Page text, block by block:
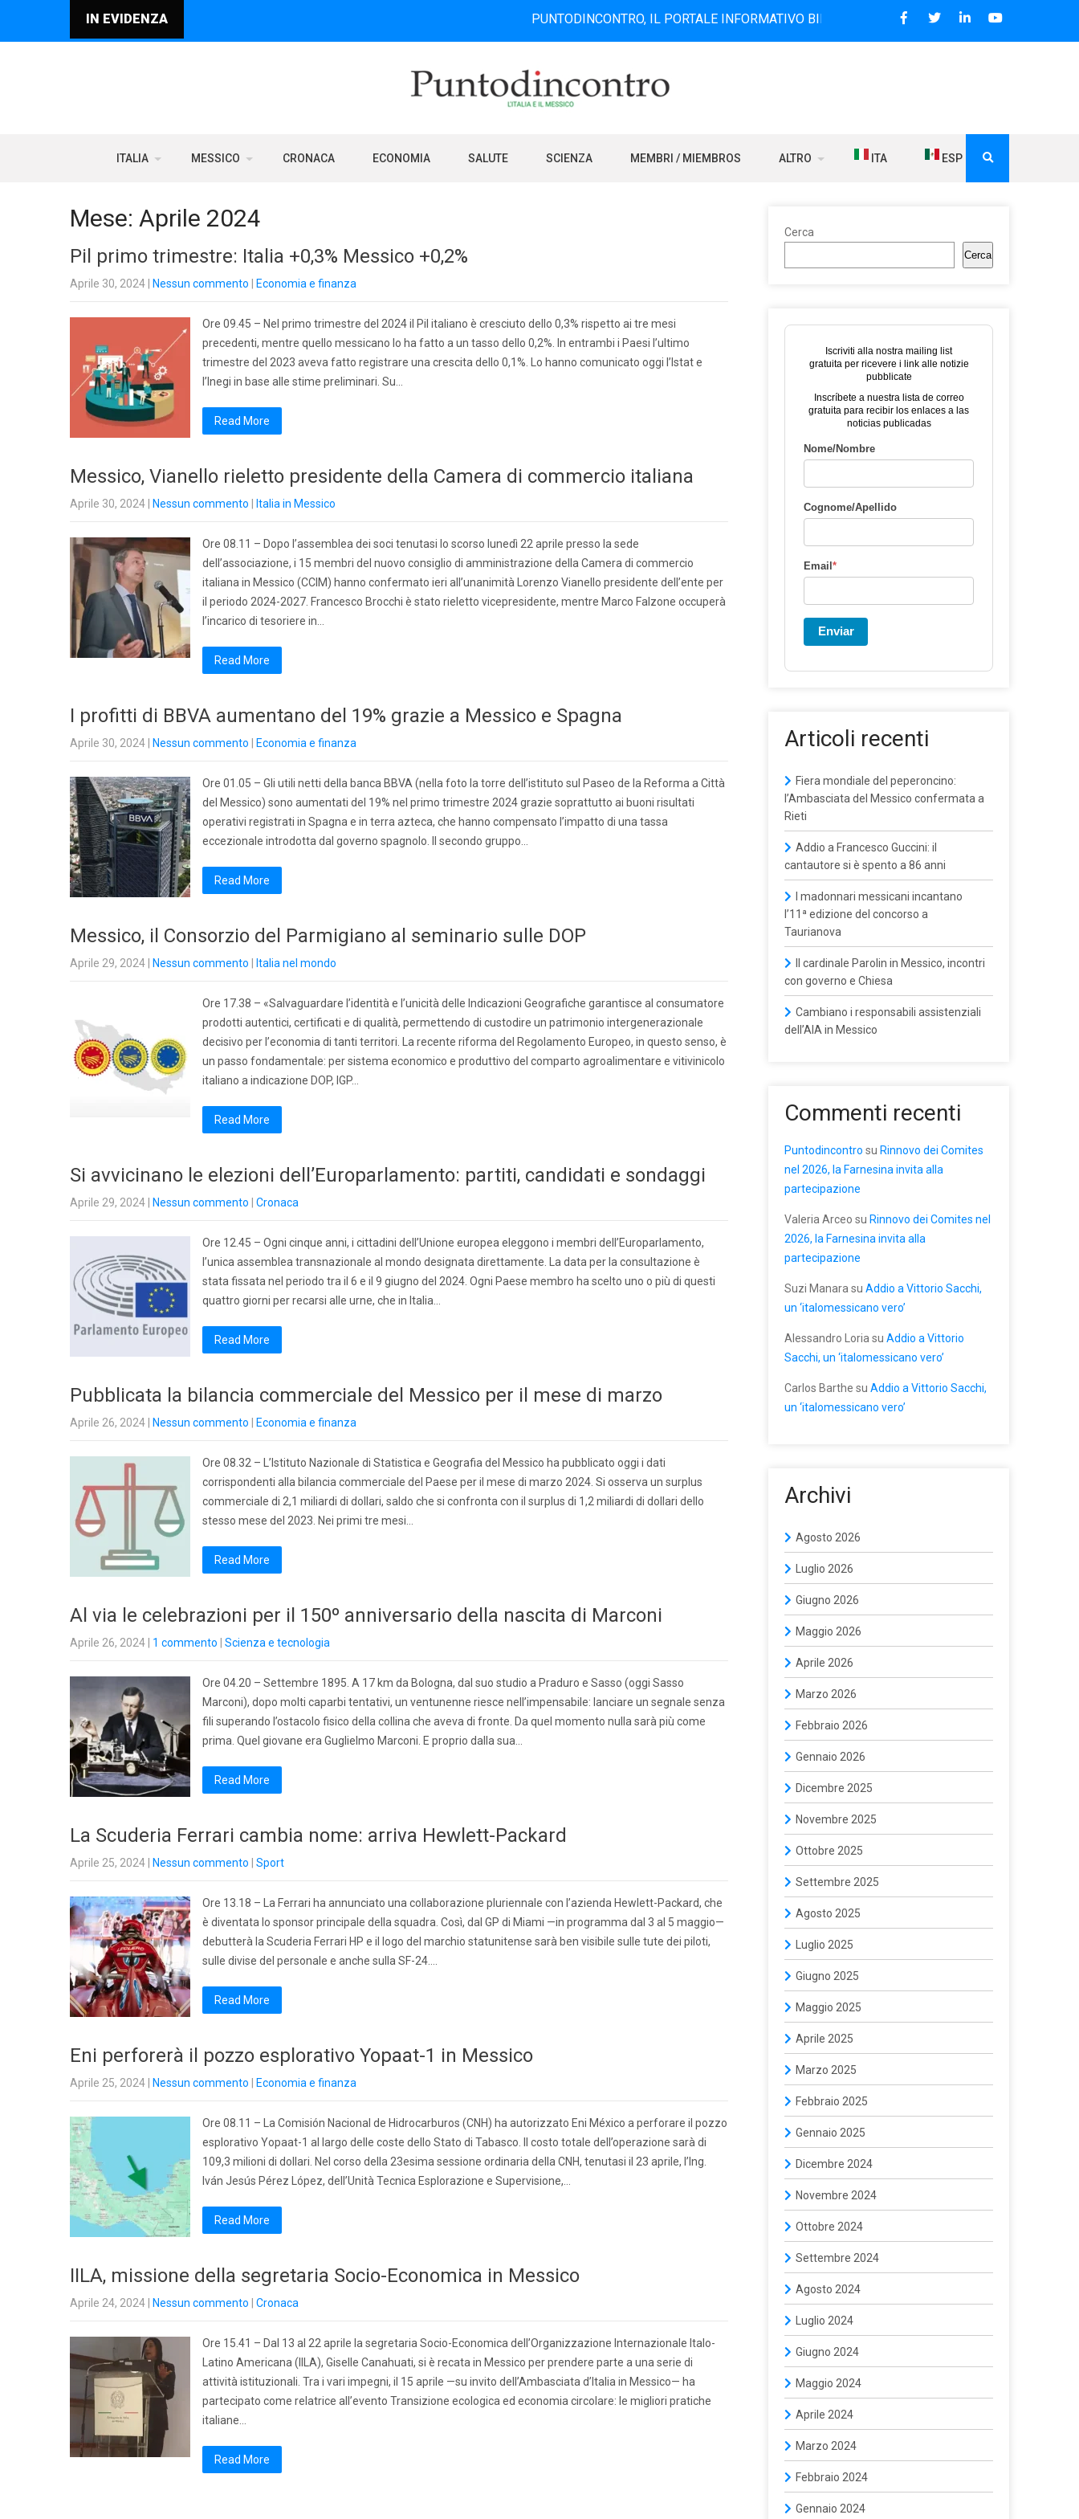
IN EVIDENZA PUNTODINCONTRO, IL PORTALE INFORMATIVO BILINGUE CHE DAL 2006 DIFFONDE NOTIZIE SUI
ITALIA MESSICO CRONACA ECONOMIA SALUTE SCIENZA MEMBRI / MIEMBROS ALTRO ITA ESP
Mese: Aprile 2024
Pil primo trimestre: Italia +0,3% Messico +0,2%
Aprile 30, 2024 Nessun commento Economia e finanza
Ore 09.45 – Nel primo trimestre del 2024 il Pil italiano è cresciuto dello 0,3% rispetto ai tre mesi
precedenti, mentre quello messicano lo ha fatto a un tasso dello 0,2%. In entrambi i Paesi l’ultimo
trimestre del 2023 aveva fatto registrare una crescita dello 0,1%. Lo hanno comunicato oggi l’Istat e
l’Inegi in base alle stime preliminari. Su…
Read More
Messico, Vianello rieletto presidente della Camera di commercio italiana
Aprile 30, 2024 Nessun commento Italia in Messico
Ore 08.11 – Dopo l’assemblea dei soci tenutasi lo scorso lunedì 22 aprile presso la sede
dell’associazione, i 15 membri del nuovo consiglio di amministrazione della Camera di commercio
italiana in Messico (CCIM) hanno confermato ieri all’unanimità Lorenzo Vianello presidente dell’ente per
il periodo 2024-2027. Francesco Brocchi è stato rieletto vicepresidente, mentre Marco Falzone occuperà
l’incarico di tesoriere in…
Read More
I profitti di BBVA aumentano del 19% grazie a Messico e Spagna
Aprile 30, 2024 Nessun commento Economia e finanza
Ore 01.05 – Gli utili netti della banca BBVA (nella foto la torre dell’istituto sul Paseo de la Reforma a Città
del Messico) sono aumentati del 19% nel primo trimestre 2024 grazie soprattutto ai buoni risultati
operativi registrati in Spagna e in terra azteca, che hanno compensato l’impatto di una tassa
eccezionale introdotta dal governo spagnolo. Il secondo gruppo…
Read More
Messico, il Consorzio del Parmigiano al seminario sulle DOP
Aprile 29, 2024 Nessun commento Italia nel mondo
Ore 17.38 – «Salvaguardare l’identità e l’unicità delle Indicazioni Geografiche garantisce al consumatore
prodotti autentici, certificati e di qualità, permettendo di custodire un patrimonio intergenerazionale
decisivo per l’economia di tanti territori. La recente riforma del Regolamento Europeo, in questo senso, è
un passo fondamentale: per sistema economico e produttivo del comparto agroalimentare e vitivinicolo
italiano a indicazione DOP, IGP…
Read More
Si avvicinano le elezioni dell’Europarlamento: partiti, candidati e sondaggi
Aprile 29, 2024 Nessun commento Cronaca
Ore 12.45 – Ogni cinque anni, i cittadini dell’Unione europea eleggono i membri dell’Europarlamento,
l’unica assemblea transnazionale al mondo designata direttamente. La data per la consultazione è
stata fissata nel periodo tra il 6 e il 9 giugno del 2024. Ogni Paese membro ha scelto uno o più di questi
quattro giorni per recarsi alle urne, che in Italia…
Read More
Pubblicata la bilancia commerciale del Messico per il mese di marzo
Aprile 26, 2024 Nessun commento Economia e finanza
Ore 08.32 – L’Istituto Nazionale di Statistica e Geografia del Messico ha pubblicato oggi i dati
corrispondenti alla bilancia commerciale del Paese per il mese di marzo 2024. Si osserva un surplus
commerciale di 2,1 miliardi di dollari, saldo che si confronta con il surplus di 1,2 miliardi di dollari dello
stesso mese del 2023. Nei primi tre mesi…
Read More
Al via le celebrazioni per il 150º anniversario della nascita di Marconi
Aprile 26, 2024 1 commento Scienza e tecnologia
Ore 04.20 – Settembre 1895. A 17 km da Bologna, dal suo studio a Praduro e Sasso (oggi Sasso
Marconi), dopo molti caparbi tentativi, un ventunenne riesce nell’impensabile: lanciare un segnale senza
fili superando l’ostacolo fisico della collina che aveva di fronte. Da quel momento nulla sarà più come
prima. Quel giovane era Guglielmo Marconi. E proprio dalla sua…
Read More
La Scuderia Ferrari cambia nome: arriva Hewlett-Packard
Aprile 25, 2024 Nessun commento Sport
Ore 13.18 – La Ferrari ha annunciato una collaborazione pluriennale con l’azienda Hewlett-Packard, che
è diventata lo sponsor principale della squadra. Così, dal GP di Miami —in programma dal 3 al 5 maggio—
debutterà la Scuderia Ferrari HP e il logo del marchio statunitense sarà ben visibile sulle tute dei piloti,
sulle divise del personale e anche sulla SF-24….
Read More
Eni perforerà il pozzo esplorativo Yopaat-1 in Messico
Aprile 25, 2024 Nessun commento Economia e finanza
Ore 08.11 – La Comisión Nacional de Hidrocarburos (CNH) ha autorizzato Eni México a perforare il pozzo
esplorativo Yopaat-1 al largo delle coste dello Stato di Tabasco. Il costo totale dell’operazione sarà di
109,3 milioni di dollari. Nel corso della 23esima sessione ordinaria della CNH, tenutasi il 23 aprile, l’Ing.
Iván Jesús Pérez López, dell’Unità Tecnica Esplorazione e Supervisione,…
Read More
IILA, missione della segretaria Socio-Economica in Messico
Aprile 24, 2024 Nessun commento Cronaca
Ore 15.41 – Dal 13 al 22 aprile la segretaria Socio-Economica dell’Organizzazione Internazionale Italo-
Latino Americana (IILA), Giselle Canahuati, si è recata in Messico per prendere parte a una serie di
attività istituzionali. Tra i vari impegni, il 15 aprile —su invito dell’Ambasciata d’Italia in Messico— ha
partecipato come relatrice all’evento Transizione ecologica ed economia circolare: le migliori pratiche
italiane…
Read More
Cerca
Cerca
Iscriviti alla nostra mailing list
gratuita per ricevere i link alle notizie
pubblicate
Inscríbete a nuestra lista de correo
gratuita para recibir los enlaces a las
noticias publicadas
Nome/Nombre
Cognome/Apellido
Email *
Enviar
Articoli recenti
Fiera mondiale del peperoncino:
l’Ambasciata del Messico confermata a
Rieti
Addio a Francesco Guccini: il
cantautore si è spento a 86 anni
I madonnari messicani incantano
l’11ª edizione del concorso a
Taurianova
Il cardinale Parolin in Messico, incontri
con governo e Chiesa
Cambiano i responsabili assistenziali
dell’AIA in Messico
Commenti recenti
Puntodincontro su Rinnovo dei Comites
nel 2026, la Farnesina invita alla
partecipazione
Valeria Arceo su Rinnovo dei Comites nel
2026, la Farnesina invita alla
partecipazione
Suzi Manara su Addio a Vittorio Sacchi,
un ‘italomessicano vero’
Alessandro Loria su Addio a Vittorio
Sacchi, un ‘italomessicano vero’
Carlos Barthe su Addio a Vittorio Sacchi,
un ‘italomessicano vero’
Archivi
Agosto 2026
Luglio 2026
Giugno 2026
Maggio 2026
Aprile 2026
Marzo 2026
Febbraio 2026
Gennaio 2026
Dicembre 2025
Novembre 2025
Ottobre 2025
Settembre 2025
Agosto 2025
Luglio 2025
Giugno 2025
Maggio 2025
Aprile 2025
Marzo 2025
Febbraio 2025
Gennaio 2025
Dicembre 2024
Novembre 2024
Ottobre 2024
Settembre 2024
Agosto 2024
Luglio 2024
Giugno 2024
Maggio 2024
Aprile 2024
Marzo 2024
Febbraio 2024
Gennaio 2024